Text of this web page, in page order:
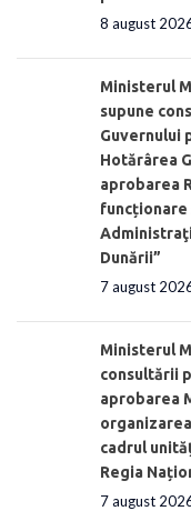
8 august
Ministerul
supune
Guvernului
Hotărârea
aprobarea
funcționare
Dunării”
7 august
Ministerul
consultării
aprobarea
cadrul
Regia
7 august